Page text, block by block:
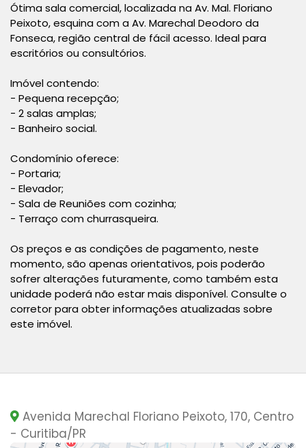
Ótima sala comercial, localizada na Av. Mal. Floriano
Peixoto, esquina com a Av. Marechal Deodoro da
Fonseca, região central de fácil acesso. Ideal para
escritórios ou consultórios.
Imóvel contendo:
- Pequena recepção;
- 2 salas amplas;
- Banheiro social.
Condomínio oferece:
- Portaria;
- Elevador;
- Sala de Reuniões com cozinha;
- Terraço com churrasqueira.
Os preços e as condições de pagamento, neste
momento, são apenas orientativos, pois poderão
sofrer alterações futuramente, como também esta
unidade poderá não estar mais disponível. Consulte o
corretor para obter informações atualizadas sobre
este imóvel.
Avenida Marechal Floriano Peixoto, 170, Centro
- Curitiba/PR